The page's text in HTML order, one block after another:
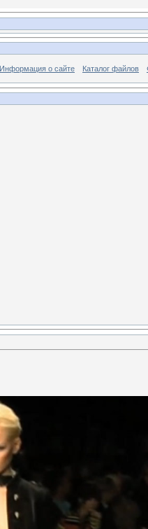
Информация о сайте Каталог файлов